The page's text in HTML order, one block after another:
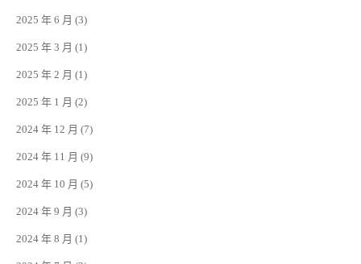
2025 年 6 月 (3)
2025 年 3 月 (1)
2025 年 2 月 (1)
2025 年 1 月 (2)
2024 年 12 月 (7)
2024 年 11 月 (9)
2024 年 10 月 (5)
2024 年 9 月 (3)
2024 年 8 月 (1)